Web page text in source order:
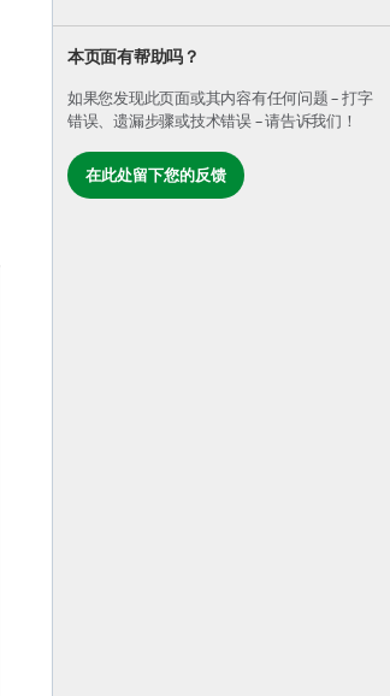
本页面有帮助吗？
如果您发现此页面或其内容有任何问题 – 打字
错误、遗漏步骤或技术错误 – 请告诉我们！
在此处留下您的反馈